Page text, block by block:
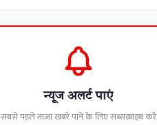
न्यूज अलर्ट पाएं
सबसे पहले ताज़ा खबरें पाने के लिए सब्सक्राइब करें